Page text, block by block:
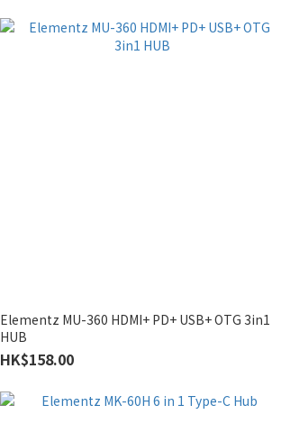
Elementz MU-360 HDMI+ PD+ USB+ OTG 3in1
HUB
HK$158.00